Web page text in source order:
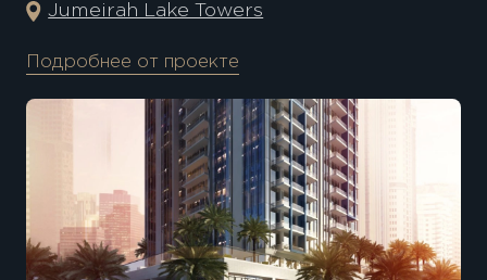
Jumeirah Lake Towers
Подробнее от проекте